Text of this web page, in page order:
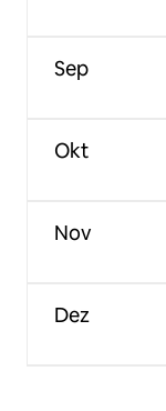
Sep
Okt
Nov
Dez